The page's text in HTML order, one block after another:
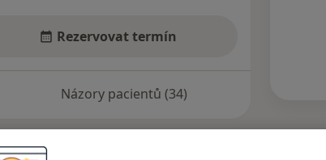
Rezervovat termín
Názory pacientů (34)